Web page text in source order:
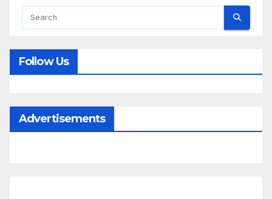
Follow Us
Advertisements